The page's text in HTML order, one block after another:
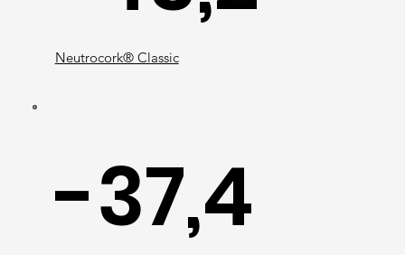
Neutrocork® Classic
-37,4